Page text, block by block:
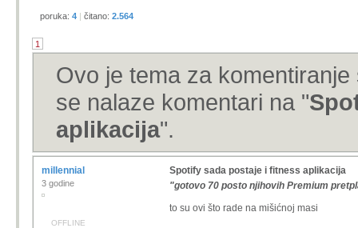
poruka: 4 | čitano: 2.564
1
Ovo je tema za
se nalaze komentari na "
aplikacija".
millennial
3 godine
OFFLINE
Spotify sada postaje i fitness aplikacija
"gotovo 70 posto njihovih Premium
to su ovi što rade na mišićnoj masi